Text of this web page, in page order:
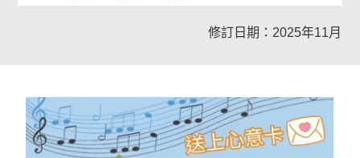
修訂日期：2025年11月